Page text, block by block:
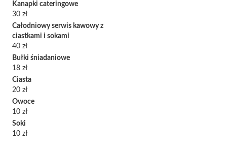
Kanapki cateringowe
30 zł
Całodniowy serwis kawowy z
ciastkami i sokami
40 zł
Bułki śniadaniowe
18 zł
Ciasta
20 zł
Owoce
10 zł
Soki
10 zł